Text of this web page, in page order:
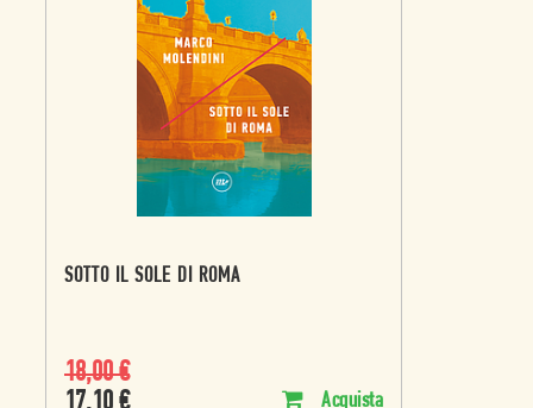
SOTTO IL SOLE DI ROMA
18,00€
Acquista